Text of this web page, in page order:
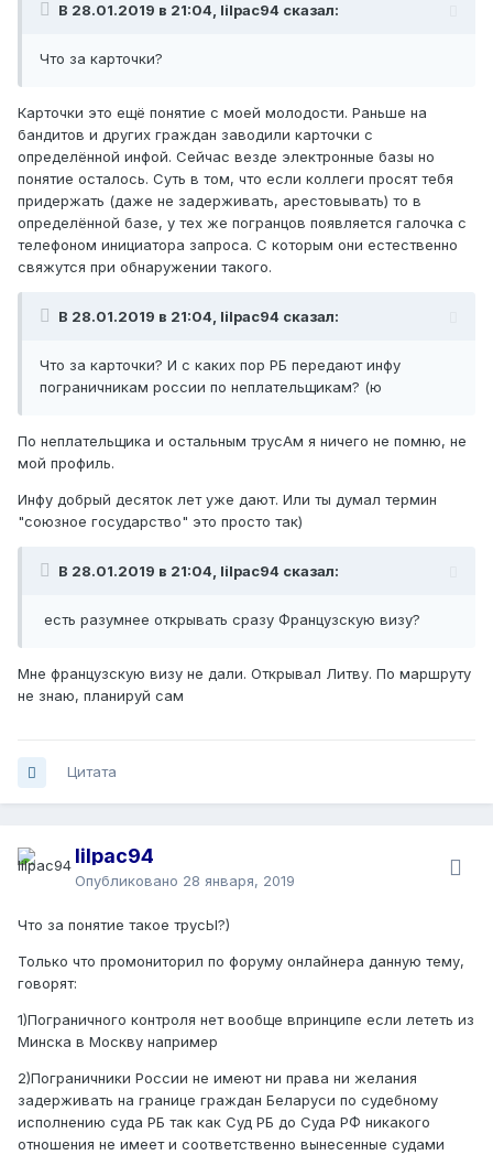
В 28.01.2019 в 21:04, lilpac94 сказал:
Что за карточки?
Карточки это ещё понятие с моей молодости. Раньше на
бандитов и других граждан заводили карточки с
определённой инфой. Сейчас везде электронные базы но
понятие осталось. Суть в том, что если коллеги просят тебя
придержать (даже не задерживать, арестовывать) то в
определённой базе, у тех же погранцов появляется галочка с
телефоном инициатора запроса. С которым они естественно
свяжутся при обнаружении такого.
В 28.01.2019 в 21:04, lilpac94 сказал:
Что за карточки? И с каких пор РБ передают инфу
пограничникам россии по неплательщикам? (ю
По неплательщика и остальным трусАм я ничего не помню, не
мой профиль.
Инфу добрый десяток лет уже дают. Или ты думал термин
"союзное государство" это просто так)
В 28.01.2019 в 21:04, lilpac94 сказал:
есть разумнее открывать сразу Французскую визу?
Мне французскую визу не дали. Открывал Литву. По маршруту
не знаю, планируй сам
Цитата
lilpac94
Опубликовано 28 января, 2019
Что за понятие такое трусЫ?)
Только что промониторил по форуму онлайнера данную тему,
говорят:
1)Пограничного контроля нет вообще впринципе если лететь из
Минска в Москву например
2)Пограничники России не имеют ни права ни желания
задерживать на границе граждан Беларуси по судебному
исполнению суда РБ так как Суд РБ до Суда РФ никакого
отношения не имеет и соответственно вынесенные судами